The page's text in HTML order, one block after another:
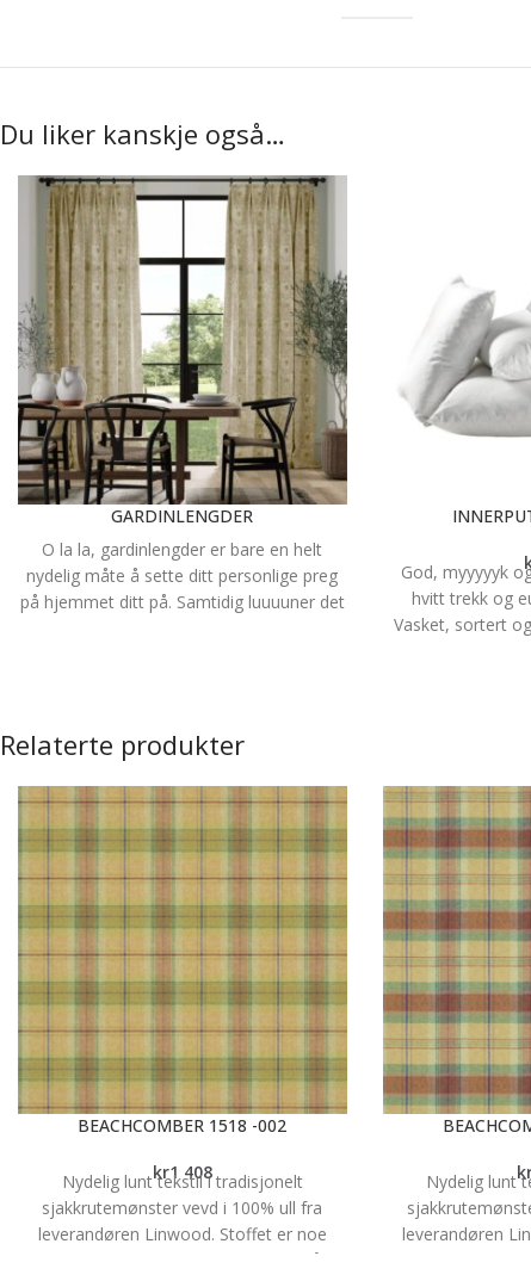
Du liker kanskje også…
GARDINLENGDER
O la la, gardinlengder er bare en helt
nydelig måte å sette ditt personlige preg
på hjemmet ditt på. Samtidig luuuuner det
Det er utallige tekstiler å velge blant og du
kan ha skinner, eller gardinstenger. Du kan
ha lengder med rynkebånd -som finnes i
ulike bredder og rynkeeffekter, ,maljer
eller hemper. Sømpris på gardinlengder
perfekt til dine vindu. Prisene varierer etter
høyde og hvilket oppheng du velger. Vi
inspirasjon!
God, myyyyyk
hvitt trekk og
Vasket, sortert
Relaterte produkter
BEACHCOMBER 1518 -002
kr1 408
Nydelig lunt tekstil i tradisjonelt
sjakkrutemønster vevd i 100% ull fra
leverandøren Linwood. Stoffet er noe
flekkavvisende og har en martindale på 35
Nydelig lunt
leverandøren
flekkavvisende og